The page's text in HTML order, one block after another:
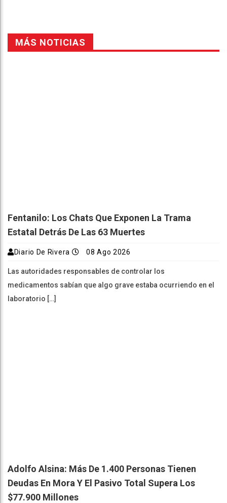
MÁS NOTICIAS
Fentanilo: Los Chats Que Exponen La Trama
Estatal Detrás De Las 63 Muertes
Diario De Rivera 08 Ago 2026
Las autoridades responsables de controlar los
medicamentos sabían que algo grave estaba ocurriendo en el
laboratorio […]
Adolfo Alsina: Más De 1.400 Personas Tienen
Deudas En Mora Y El Pasivo Total Supera Los
$77.900 Millones